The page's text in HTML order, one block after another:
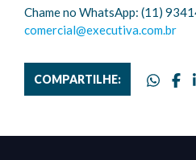
Chame no WhatsApp: (11)
comercial@executiva.com.br
COMPARTILHE: